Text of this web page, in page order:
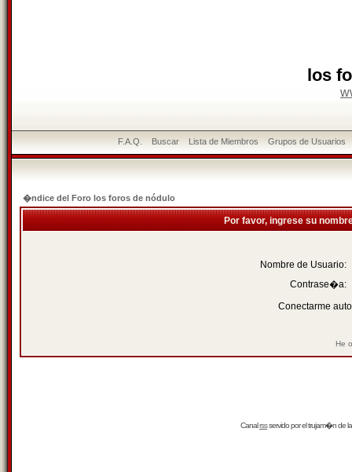
los
F.A.Q. Buscar Lista de Miembros Grupos de Usuarios
�ndice del Foro los foros de nódulo
Por favor, ingrese su
Nombre de Usuario:
Contrase�a:
Conectarme
He
Canalrssservido por eltrujam�nde